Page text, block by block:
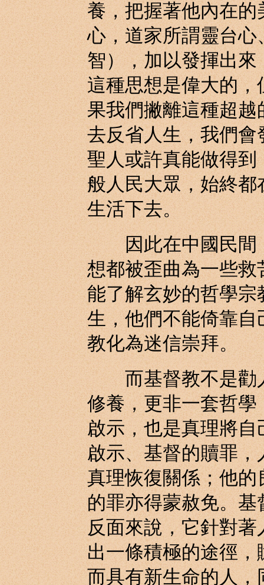
養，把握著他內在
心，道家所謂靈台
智），加以發揮出
這種思想是偉大的
果我們撇離這種超
去反省人生，我們
聖人或許真能做得
般人民大眾，始終
生活下去。
因此在中國民間，
想都被歪曲為一些
能了解玄妙的哲學
生，他們不能倚靠
教化為迷信崇拜。
而基督教不是勸人
修養，更非一套哲
啟示，也是真理將
啟示、基督的贖罪
真理恢復關係；他
的罪亦得蒙赦免。
反面來說，它針對
出一條積極的途徑
而具有新生命的人